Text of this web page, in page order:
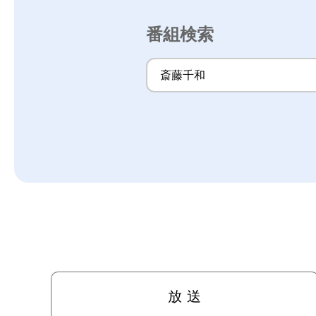
番組検索
放 送